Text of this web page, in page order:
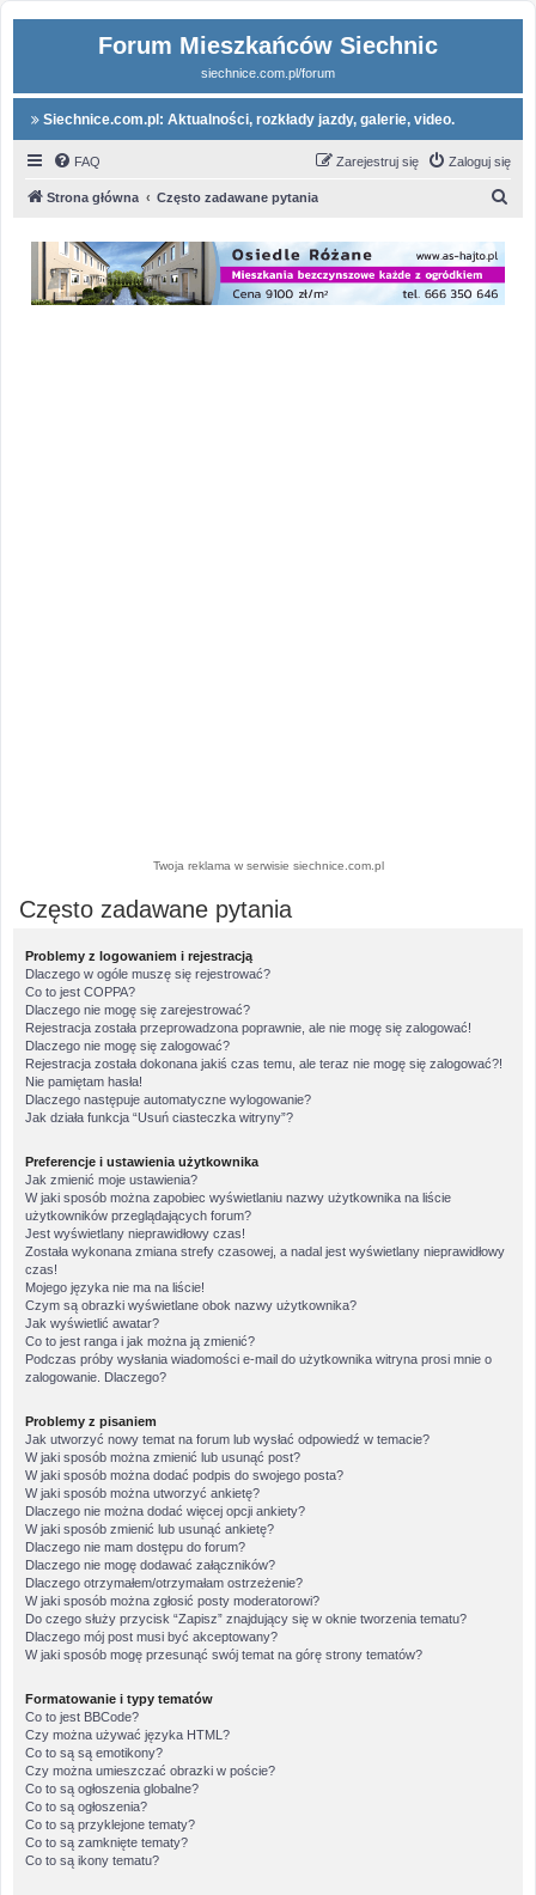
Forum Mieszkańców Siechnic
siechnice.com.pl/forum
Siechnice.com.pl: Aktualności, rozkłady jazdy, galerie, video.
FAQ Zaloguj się
Zarejestruj się
Strona główna Często zadawane pytania
Twoja reklama w serwisie siechnice.com.pl
Często zadawane pytania
Problemy z logowaniem i rejestracją
Dlaczego w ogóle muszę się rejestrować?
Co to jest COPPA?
Dlaczego nie mogę się zarejestrować?
Rejestracja została przeprowadzona poprawnie, ale nie mogę się zalogować!
Dlaczego nie mogę się zalogować?
Rejestracja została dokonana jakiś czas temu, ale teraz nie mogę się zalogować?!
Nie pamiętam hasła!
Dlaczego następuje automatyczne wylogowanie?
Jak działa funkcja “Usuń ciasteczka witryny”?
Preferencje i ustawienia użytkownika
Jak zmienić moje ustawienia?
W jaki sposób można zapobiec wyświetlaniu nazwy użytkownika na liście
użytkowników przeglądających forum?
Jest wyświetlany nieprawidłowy czas!
Została wykonana zmiana strefy czasowej, a nadal jest wyświetlany nieprawidłowy
czas!
Mojego języka nie ma na liście!
Czym są obrazki wyświetlane obok nazwy użytkownika?
Jak wyświetlić awatar?
Co to jest ranga i jak można ją zmienić?
Podczas próby wysłania wiadomości e-mail do użytkownika witryna prosi mnie o
zalogowanie. Dlaczego?
Problemy z pisaniem
Jak utworzyć nowy temat na forum lub wysłać odpowiedź w temacie?
W jaki sposób można zmienić lub usunąć post?
W jaki sposób można dodać podpis do swojego posta?
W jaki sposób można utworzyć ankietę?
Dlaczego nie można dodać więcej opcji ankiety?
W jaki sposób zmienić lub usunąć ankietę?
Dlaczego nie mam dostępu do forum?
Dlaczego nie mogę dodawać załączników?
Dlaczego otrzymałem/otrzymałam ostrzeżenie?
W jaki sposób można zgłosić posty moderatorowi?
Do czego służy przycisk “Zapisz” znajdujący się w oknie tworzenia tematu?
Dlaczego mój post musi być akceptowany?
W jaki sposób mogę przesunąć swój temat na górę strony tematów?
Formatowanie i typy tematów
Co to jest BBCode?
Czy można używać języka HTML?
Co to są są emotikony?
Czy można umieszczać obrazki w poście?
Co to są ogłoszenia globalne?
Co to są ogłoszenia?
Co to są przyklejone tematy?
Co to są zamknięte tematy?
Co to są ikony tematu?